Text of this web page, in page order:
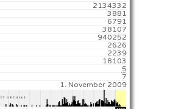
2134332
3881
6791
38107
940252
2626️
2239
18103️
5
7
1. November 2009